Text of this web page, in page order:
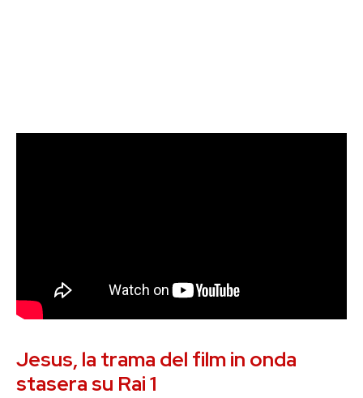
Jesus, la trama del film in onda
stasera su Rai 1